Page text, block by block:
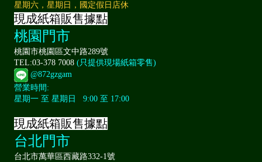
星期六，星期日，國定假日店休
現成紙箱販售據點
桃園門市
桃園市桃園區文中路289號
TEL:03-378 7008 (只提供現場紙箱零售)
@872gzgam
營業時間:
星期一 至 星期日 9:00 至 17:00
現成紙箱販售據點
台北門市
台北市萬華區西藏路332-1號